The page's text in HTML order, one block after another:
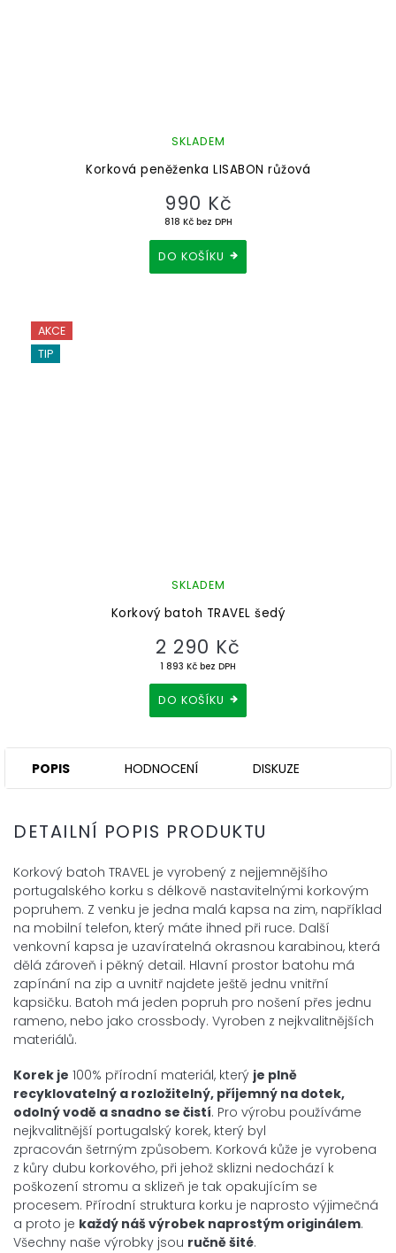
Korková peněženka LISABON růžová
SKLADEM
818 Kč bez DPH
990 Kč
DO KOŠÍKU
AKCE
TIP
Korkový batoh TRAVEL šedý
SKLADEM
1 893 Kč bez DPH
2 290 Kč
DO KOŠÍKU
POPIS HODNOCENÍ DISKUZE
DETAILNÍ POPIS PRODUKTU
Korkový batoh TRAVEL je vyrobený z nejjemnějšího
portugalského korku s délkově nastavitelnými korkovým
popruhem. Z venku je jedna malá kapsa na zim, například
na mobilní telefon, který máte ihned při ruce. Další
venkovní kapsa je uzavíratelná okrasnou karabinou, která
dělá zároveň i pěkný detail. Hlavní prostor batohu má
zapínání na zip a uvnitř najdete ještě jednu vnitřní
kapsičku. Batoh má jeden popruh pro nošení přes jednu
rameno, nebo jako crossbody. Vyroben z nejkvalitnějších
materiálů.
Korek je 100% přírodní materiál, který je plně
recyklovatelný a rozložitelný, příjemný na dotek,
odolný vodě a snadno se čistí. Pro výrobu používáme
nejkvalitnější portugalský korek, který byl
zpracován šetrným způsobem. Korková kůže je vyrobena
z kůry dubu korkového, při jehož sklizni nedochází k
poškození stromu a sklizeň je tak opakujícím se
procesem. Přírodní struktura korku je naprosto výjimečná
a proto je každý náš výrobek naprostým originálem.
Všechny naše výrobky jsou ručně šité.